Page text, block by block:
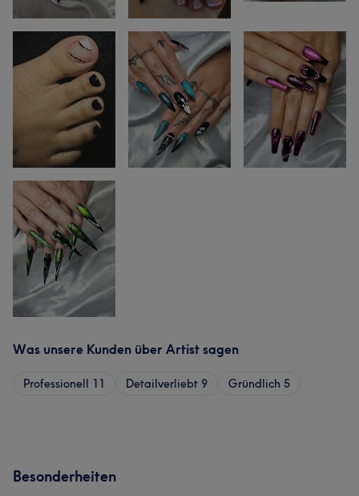
Was unsere Kunden über Artist sagen
Professionell 11 Detailverliebt 9 Gründlich 5
Besonderheiten